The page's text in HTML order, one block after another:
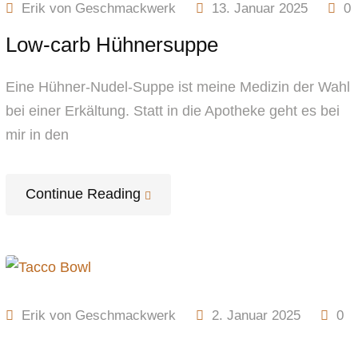
Erik von Geschmackwerk 13. Januar 2025 0
Low-carb Hühnersuppe
Eine Hühner-Nudel-Suppe ist meine Medizin der Wahl
bei einer Erkältung. Statt in die Apotheke geht es bei
mir in den
Continue Reading
Erik von Geschmackwerk 2. Januar 2025 0